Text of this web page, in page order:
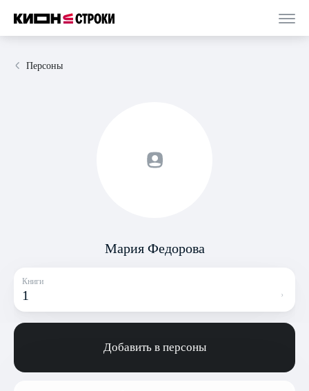
Персоны
Мария Федорова
Книги
1
Добавить в персоны